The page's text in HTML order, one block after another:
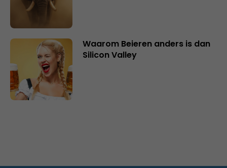
Waarom Beieren anders is dan
Silicon Valley